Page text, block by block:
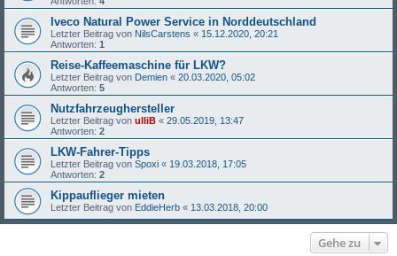
Iveco Natural Power Service in Norddeutschland
Letzter Beitrag von NilsCarstens « 15.12.2020, 20:21
Antworten: 1
Reise-Kaffeemaschine für LKW?
Letzter Beitrag von Demien « 20.03.2020, 05:02
Antworten: 5
Nutzfahrzeughersteller
Letzter Beitrag von ulliB « 29.05.2019, 13:47
Antworten: 2
LKW-Fahrer-Tipps
Letzter Beitrag von Spoxi « 19.03.2018, 17:05
Antworten: 2
Kippauflieger mieten
Letzter Beitrag von EddieHerb « 13.03.2018, 20:00
Gehe zu